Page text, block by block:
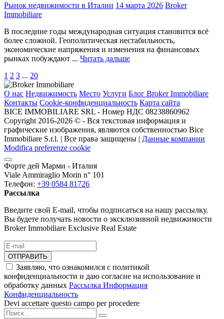
Рынок недвижимости в Италии 14 марта 2026 Broker
Immobiliare
В последние годы международная ситуация становится всё
более сложной. Геополитическая нестабильность,
экономические напряжения и изменения на финансовых
рынках побуждают ... Читать дальше
1 2 3 ... 20
О нас Недвижимость Место Услуги Блог Broker Immobiliare
Контакты Cookie-конфиденциальность Карта сайта
BICE IMMOBILIARE SRL - Номер НДС 08238860962
Copyright 2016-2026 ©️ - Вся текстовая информация и
графические изображения, являются собственностью Bice
Immobiliare S.r.l. | Все права защищены | Данные компании
Modifica preferenze cookie
Форте дей Марми - Италия
Viale Ammiraglio Morin n° 101
Телефон: +39 0584 81726
Рассылка
Введите свой E-mail, чтобы подписаться на нашу рассылку.
Вы будете получать новости о эксклюзивной недвижимости
Broker Immobiliare Exclusive Real Estate
ОТПРАВИТЬ
Заявляю, что ознакомился с политикой
конфиденциальности и даю согласие на использование и
обработку данных Рассылка Информация
Конфиденциальность
Devi accettare questo campo per procedere